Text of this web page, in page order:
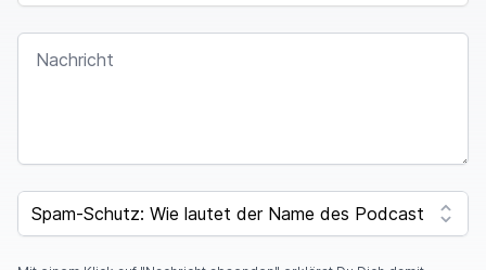
NACHRICHT
F
O
SPAM CAPTCHA